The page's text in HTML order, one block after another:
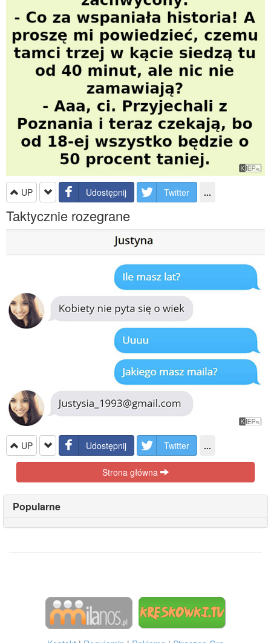
UP Udostępnij Twitter ...
Taktycznie rozegrane
UP Udostępnij Twitter ...
Strona główna
Popularne